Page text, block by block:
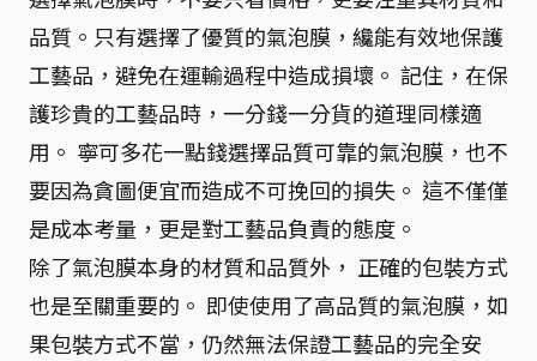
品質。只有選擇了優質的氣泡膜，纔能有效地保護
工藝品，避免在運輸過程中造成損壞。 記住，在保
護珍貴的工藝品時，一分錢一分貨的道理同樣適
用。 寧可多花一點錢選擇品質可靠的氣泡膜，也不
要因為貪圖便宜而造成不可挽回的損失。 這不僅僅
是成本考量，更是對工藝品負責的態度。
除了氣泡膜本身的材質和品質外， 正確的包裝方式
也是至關重要的。 即使使用了高品質的氣泡膜，如
果包裝方式不當，仍然無法保證工藝品的完全安